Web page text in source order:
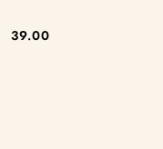
Cena:
39.00